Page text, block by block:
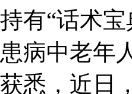
持有“话术
患病中老年
获悉，近日